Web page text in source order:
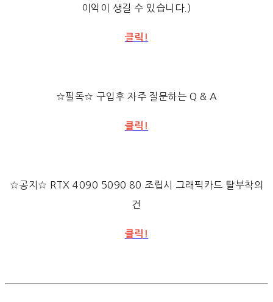
이익이 생길 수 있습니다.)
클릭!
☆필독☆ 구입후 자주 질문하는 Q & A
클릭!
☆공지☆ RTX 4090 5090 80 조립시 그래픽카드 탈부착의
건
클릭!